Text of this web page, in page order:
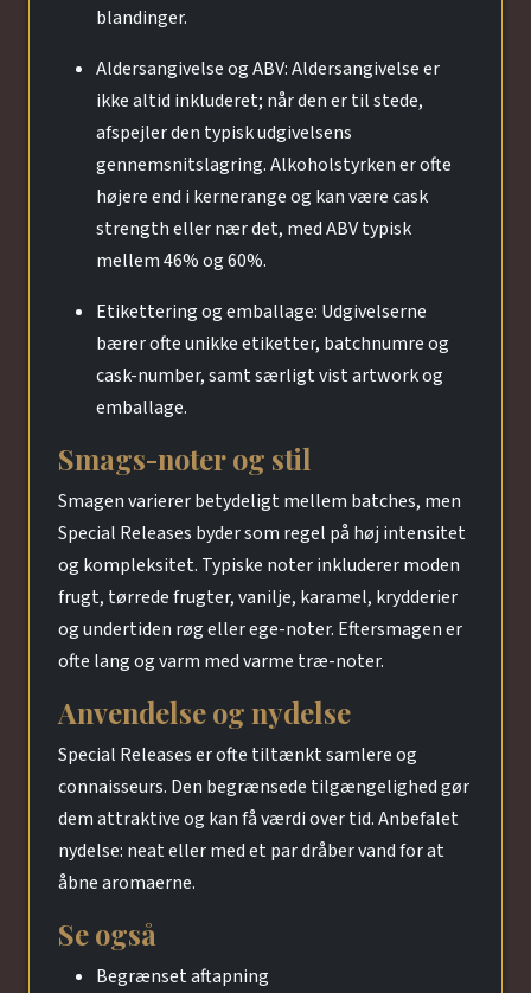
blandinger.
Aldersangivelse og ABV: Aldersangivelse er
ikke altid inkluderet; når den er til stede,
afspejler den typisk udgivelsens
gennemsnitslagring. Alkoholstyrken er ofte
højere end i kernerange og kan være cask
strength eller nær det, med ABV typisk
mellem 46% og 60%.
Etikettering og emballage: Udgivelserne
bærer ofte unikke etiketter, batchnumre og
cask-number, samt særligt vist artwork og
emballage.
Smags-noter og stil
Smagen varierer betydeligt mellem batches, men
Special Releases byder som regel på høj intensitet
og kompleksitet. Typiske noter inkluderer moden
frugt, tørrede frugter, vanilje, karamel, krydderier
og undertiden røg eller ege-noter. Eftersmagen er
ofte lang og varm med varme træ-noter.
Anvendelse og nydelse
Special Releases er ofte tiltænkt samlere og
connaisseurs. Den begrænsede tilgængelighed gør
dem attraktive og kan få værdi over tid. Anbefalet
nydelse: neat eller med et par dråber vand for at
åbne aromaerne.
Se også
Begrænset aftapning